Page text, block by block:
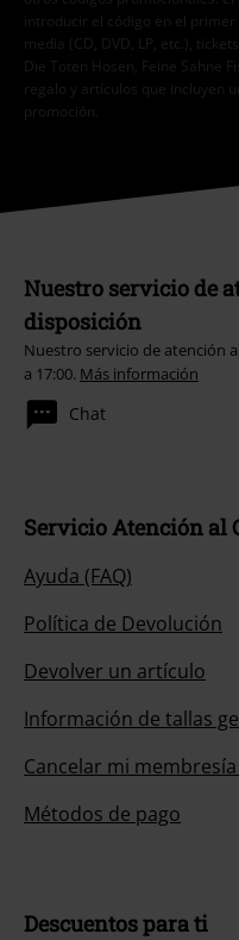
introducir el código en el
media (CD, DVD, LP, etc.),
Die Toten Hosen, Feine Sahne
regalo y artículos que incluyen
promoción.
Nuestro servicio de
disposición
Nuestro servicio de atención
a 17:00. Más información
Chat
Servicio Atención al
Ayuda (FAQ)
Política de Devolución
Devolver un artículo
Información de tallas
Cancelar mi membresía
Métodos de pago
Descuentos para ti